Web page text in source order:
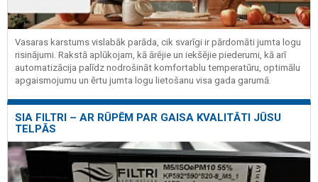
Vasaras karstums vislabāk parāda, cik svarīgi ir pārdomāti jumta logu
risinājumi. Rakstā aplūkojam, kā ārējie un iekšējie piederumi, kā arī
automatizācija palīdz nodrošināt komfortablu temperatūru, optimālu
apgaismojumu un ērtu jumta logu lietošanu visa gada garumā.
SIA FILTRI – AR RŪPĒM PAR GAISA KVALITĀTI JŪSU
TELPĀS